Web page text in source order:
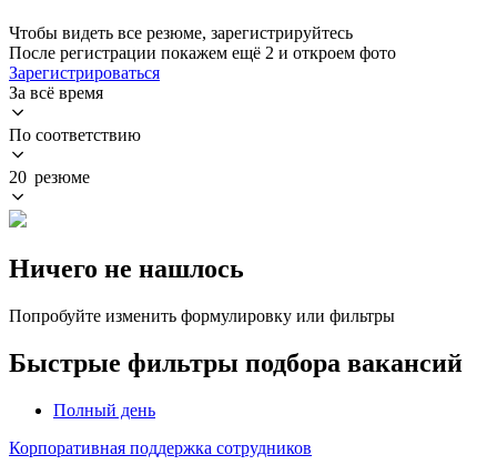
Чтобы видеть все резюме, зарегистрируйтесь
После регистрации покажем ещё 2 и откроем фото
Зарегистрироваться
За всё время
По соответствию
20 резюме
Ничего не нашлось
Попробуйте изменить формулировку или фильтры
Быстрые фильтры подбора вакансий
Полный день
Корпоративная поддержка сотрудников